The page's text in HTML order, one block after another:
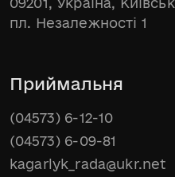
пл. Незалежності 1
Приймальня
(04573) 6-12-10
(04573) 6-09-81
kagarlyk_rada@ukr.net